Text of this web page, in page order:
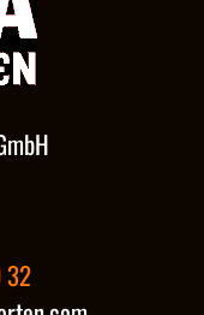
32